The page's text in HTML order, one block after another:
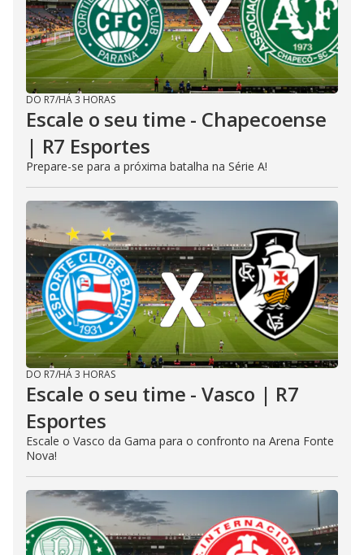
DO R7/HÁ 3 HORAS
Escale o seu time - Chapecoense
| R7 Esportes
Prepare-se para a próxima batalha na Série A!
DO R7/HÁ 3 HORAS
Escale o seu time - Vasco | R7
Esportes
Escale o Vasco da Gama para o confronto na Arena Fonte
Nova!